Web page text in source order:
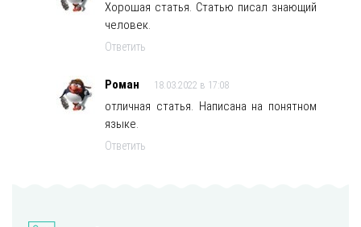
Хорошая статья. Статью писал знающий
человек.
Ответить
Роман 18.03.2022 в 17:08
отличная статья. Написана на понятном
языке.
Ответить